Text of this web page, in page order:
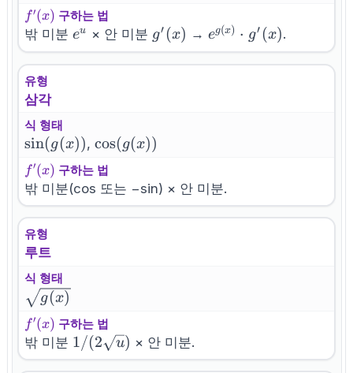
f^{\prime}
(x)
f′(x) 구하는 법
밖 미분 e^u
eu × 안 미분 g'(x)
g′ (x) → e^{g(x)}
\cdot
g'(x)
eg(x) ⋅ g′ (x).
유형
삼각
식 형태
\sin(g(x))
sin(g(x)), \cos(g(x))
cos(g(x))
f^{\prime}
(x)
f′(x) 구하는 법
밖 미분(cos 또는 −sin) × 안 미분.
유형
루트
식 형태
\sqrt{g(x)}
g(x)
f^{\prime}
(x)
f′(x) 구하는 법
밖 미분 1/(2\sqrt{u})
1/(2 u) × 안 미분.